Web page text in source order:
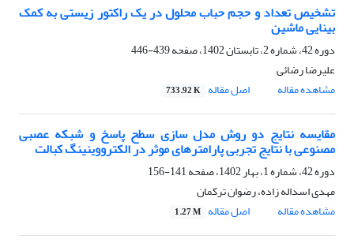
تشخیص تعداد و حجم حباب محلول در یک راکتور زیستی به کمک
بینایی ماشین
دوره 42، شماره 2، تابستان 1402، صفحه
439-446
علیرضا رضائی
مشاهده مقاله
اصل مقاله 733.92 K
مقایسه نتایج دو روش مدل سازی سطح پاسخ و شبکه‌ عصبی
مصنوعی با نتایج تجربی پارامترهای موثر در الکترووینینگ کبالت
دوره 42، شماره 1، بهار 1402، صفحه
141-156
مهدی اسداله زاده، رضوان ترکمان
مشاهده مقاله
اصل مقاله 1.27 M